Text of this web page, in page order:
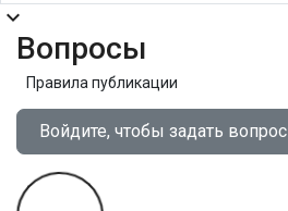
expand_more
Вопросы
Правила публикации
Войдите, чтобы задать вопрос